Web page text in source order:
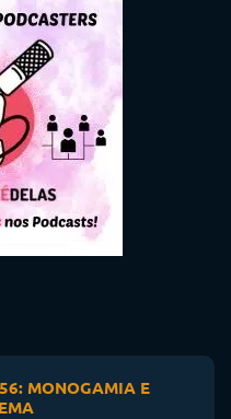
MONOGAMIA E